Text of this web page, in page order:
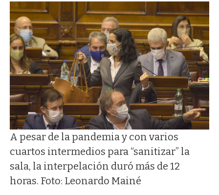
A pesar de la pandemia y con varios
cuartos intermedios para “sanitizar” la
sala, la interpelación duró más de 12
horas. Foto: Leonardo Mainé